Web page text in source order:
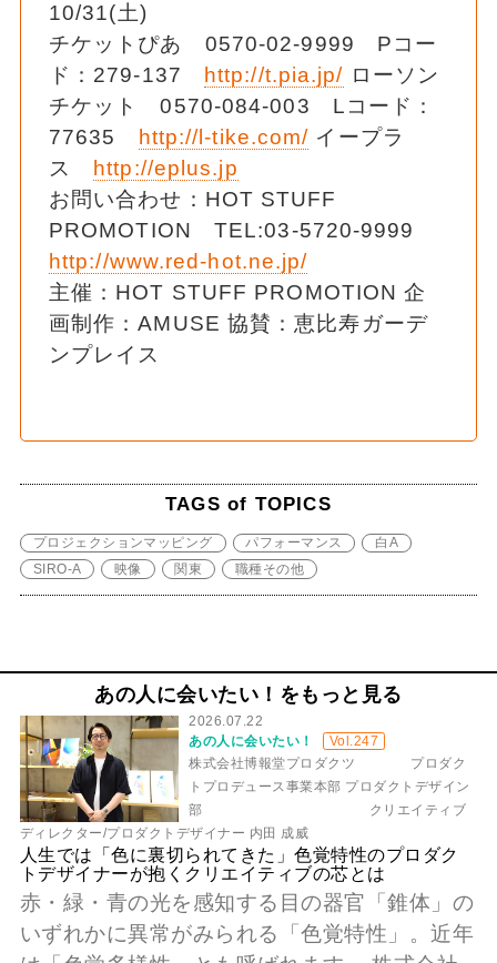
10/31(土)
チケットぴあ 0570-02-9999 Pコー
ド：279-137
http://t.pia.jp/ ローソン
チケット 0570-084-003 Lコード：
77635
http://l-tike.com/ イープラ
ス
http://eplus.jp
お問い合わせ：HOT STUFF
PROMOTION TEL:03-5720-9999
http://www.red-hot.ne.jp/
主催：HOT STUFF PROMOTION 企
画制作：AMUSE 協賛：恵比寿ガーデ
ンプレイス
TAGS of TOPICS
プロジェクションマッピング パフォーマンス
白A
SIRO-A
映像 関東 職種その他
あの人に会いたい！をもっと見る
2026.07.22
あの人に会いたい！
Vol.247
株式会社博報堂プロダクツ プロダク
トプロデュース事業本部 プロダクトデザイン
部 クリエイティブ
ディレクター/プロダクトデザイナー 内田 成威
人生では「色に裏切られてきた」色覚特性のプロダク
トデザイナーが抱くクリエイティブの芯とは
赤・緑・青の光を感知する目の器官「錐体」の
いずれかに異常がみられる「色覚特性」。近年